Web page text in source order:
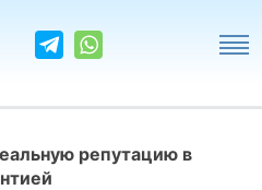
репутацию в